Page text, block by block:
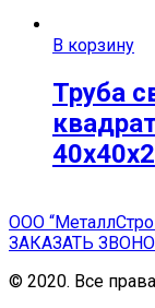
В корзину
Труба
40х40х2
ООО
ЗАКАЗАТЬ
© 2020. Все